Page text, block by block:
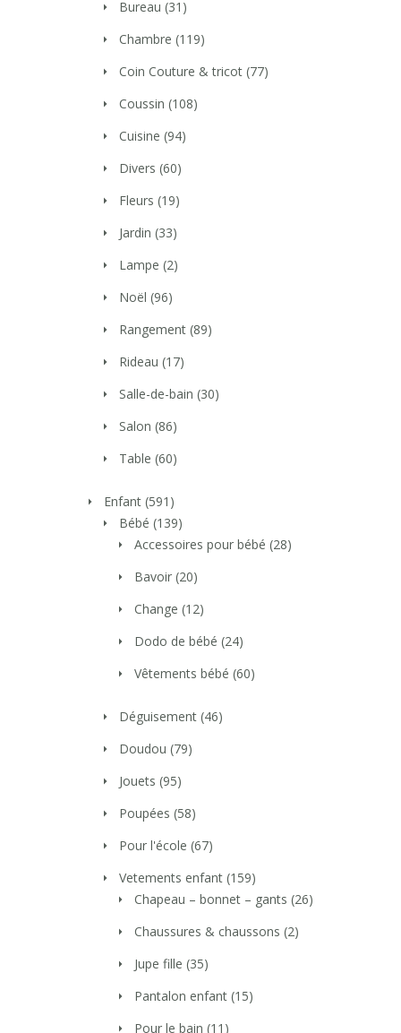
Bureau (31)
Chambre (119)
Coin Couture & tricot (77)
Coussin (108)
Cuisine (94)
Divers (60)
Fleurs (19)
Jardin (33)
Lampe (2)
Noël (96)
Rangement (89)
Rideau (17)
Salle-de-bain (30)
Salon (86)
Table (60)
Enfant (591)
Bébé (139)
Accessoires pour bébé (28)
Bavoir (20)
Change (12)
Dodo de bébé (24)
Vêtements bébé (60)
Déguisement (46)
Doudou (79)
Jouets (95)
Poupées (58)
Pour l'école (67)
Vetements enfant (159)
Chapeau – bonnet – gants (26)
Chaussures & chaussons (2)
Jupe fille (35)
Pantalon enfant (15)
Pour le bain (11)